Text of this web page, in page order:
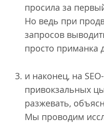
просила за
Но ведь при
запросов
просто приманка
и наконец, на
привокзальных
разжевать,
Мы проводим